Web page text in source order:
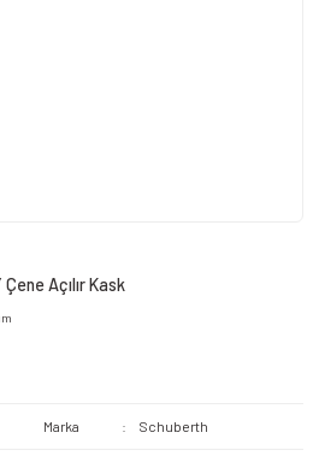
Açılır Kask
Marka Schuberth